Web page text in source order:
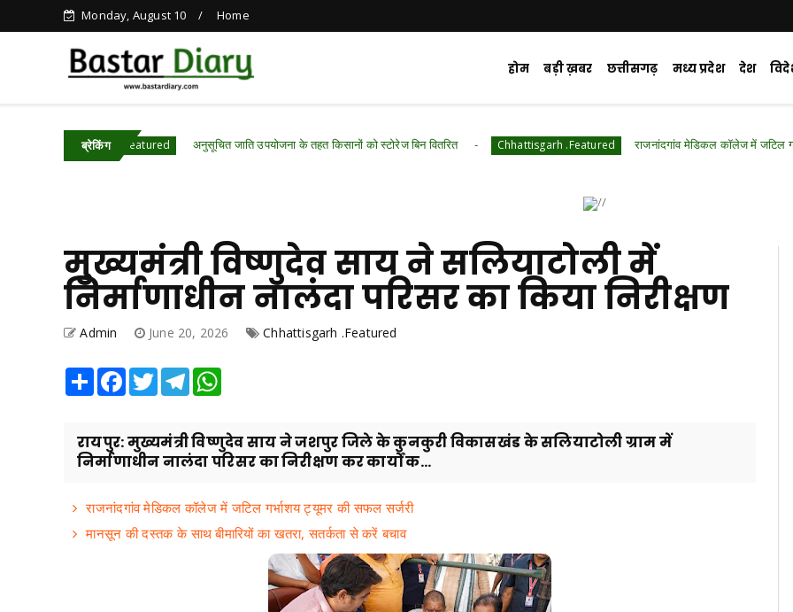
Monday, August 10 Home
होम बड़ी ख़बर छत्तीसगढ़ मध्य प्रदेश देश
ब्रेकिंग
.Featured अनुसूचित जाति उपयोजना के तहत किसानों को स्टोरेज बिन वितरित Chhattisgarh .Featured राजनांदगांव मेडिकल कॉलेज में जटिल गर्भाशय ट्यूमर की
मुख्यमंत्री विष्णुदेव साय ने सलियाटोली में
निर्माणाधीन नालंदा परिसर का किया निरीक्षण
Admin June 20, 2026 Chhattisgarh .Featured
Share Facebook
TwitterTelegram
रायपुर: मुख्यमंत्री विष्णुदेव साय ने जशपुर जिले के कुनकुरी विकासखंड के सलियाटोली ग्राम में
निर्माणाधीन नालंदा परिसर का निरीक्षण कर कार्यों क...
राजनांदगांव मेडिकल कॉलेज में जटिल गर्भाशय ट्यूमर की सफल सर्जरी
मानसून की दस्तक के साथ बीमारियों का खतरा, सतर्कता से करें बचाव